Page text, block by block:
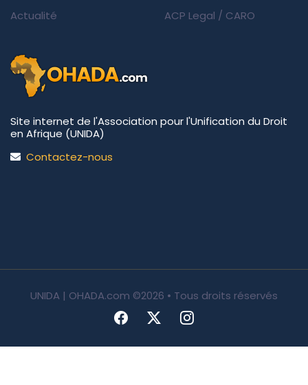
Actualité
ACP Legal / CARO
Site internet de l'Association pour l'Unification du Droit
en Afrique (UNIDA)
Contactez-nous
UNIDA | OHADA.com ©2026 • Tous droits réservés